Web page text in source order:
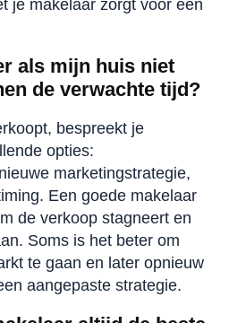
je makelaar zorgt voor een
als mijn huis niet
de verwachte tijd?
bespreekt je
opties:
marketingstrategie,
Een goede makelaar
de verkoop stagneert en
Soms is het beter om
te gaan en later opnieuw
aangepaste strategie.